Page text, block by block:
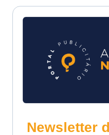
Newsletter